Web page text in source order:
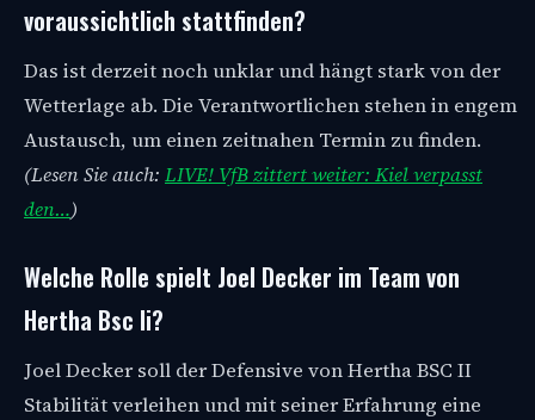
voraussichtlich stattfinden?
Das ist derzeit noch unklar und hängt stark von der
Wetterlage ab. Die Verantwortlichen stehen in engem
Austausch, um einen zeitnahen Termin zu finden.
(Lesen Sie auch: LIVE! VfB zittert weiter: Kiel verpasst
den…)
Welche Rolle spielt Joel Decker im Team von
Hertha Bsc Ii?
Joel Decker soll der Defensive von Hertha BSC II
Stabilität verleihen und mit seiner Erfahrung eine